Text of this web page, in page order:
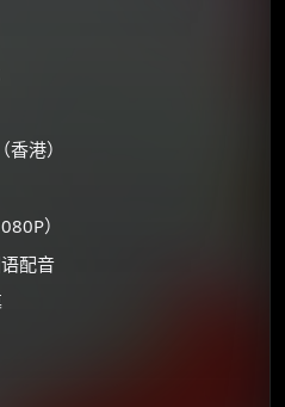
港）
）
配音
苦了 💦
，都可低价购买！